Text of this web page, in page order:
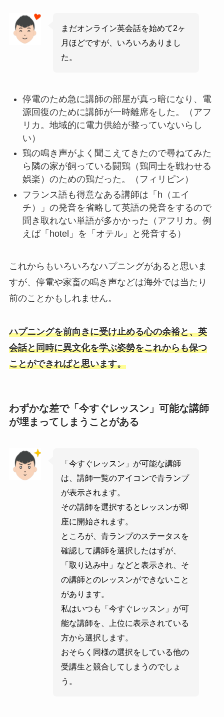
まだオンライン英会話を始めて2ヶ
月ほどですが、いろいろありまし
た。
停電のため急に講師の部屋が真っ暗になり、電
源回復のために講師が一時離席をした。（アフ
リカ。地域的に電力供給が整っていないらし
い）
鶏の鳴き声がよく聞こえてきたので尋ねてみた
ら隣の家が飼っている闘鶏（鶏同士を戦わせる
娯楽）のための鶏だった。（フィリピン）
フランス語も得意なある講師は「h（エイ
チ）」の発音を省略して英語の発音をするので
聞き取れない単語が多かかった（アフリカ。例
えば「hotel」を「オテル」と発音する）
これからもいろいろなハプニングがあると思いま
すが、停電や家畜の鳴き声などは海外では当たり
前のことかもしれません。
ハプニングを前向きに受け止める心の余裕と、英
会話と同時に異文化を学ぶ姿勢をこれからも保つ
ことができればと思います。
わずかな差で「今すぐレッスン」可能な講師
が埋まってしまうことがある
「今すぐレッスン」が可能な講師
は、講師一覧のアイコンで青ランプ
が表示されます。
その講師を選択するとレッスンが即
座に開始されます。
ところが、青ランプのステータスを
確認して講師を選択したはずが、
「取り込み中」などと表示され、そ
の講師とのレッスンができないこと
があります。
私はいつも「今すぐレッスン」が可
能な講師を、上位に表示されている
方から選択します。
おそらく同様の選択をしている他の
受講生と競合してしまうのでしょ
う。